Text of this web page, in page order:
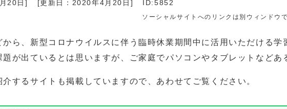
20日 ] [更新日： 2020年4月20日 ] ID:5852
ソーシャルサイトへのリンクは別ウィンドウ
から、新型コロナウイルスに伴う臨時休業期間中に活用いただける学
が出ているとは思いますが、ご家庭でパソコンやタブレットなどあ
するサイトも掲載していますので、あわせてご覧ください。